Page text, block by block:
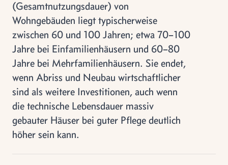
(Gesamtnutzungsdauer) von
Wohngebäuden liegt typischerweise
zwischen 60 und 100 Jahren; etwa 70–100
Jahre bei Einfamilienhäusern und 60–80
Jahre bei Mehrfamilienhäusern. Sie endet,
wenn Abriss und Neubau wirtschaftlicher
sind als weitere Investitionen, auch wenn
die technische Lebensdauer massiv
gebauter Häuser bei guter Pflege deutlich
höher sein kann.